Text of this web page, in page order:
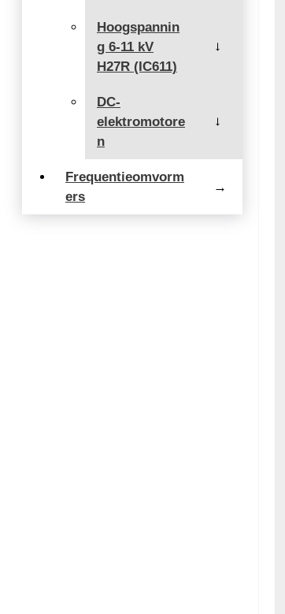
Hoogspannin
g 6-11 kV
H27R (IC611)
→
DC-
elektromotore
n
→
Frequentieomvorm
ers
→